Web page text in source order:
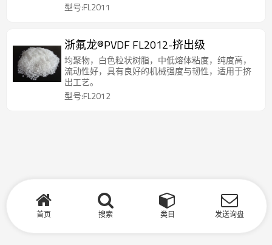
型号:FL2011
浙氟龙®PVDF FL2012-挤出级
均聚物，白色粒状树脂，中低熔体粘度，纯度高，
流动性好，具有良好的机械强度与韧性，适用于挤
出工艺。
型号:FL2012
首页 搜索 类目 发送询盘